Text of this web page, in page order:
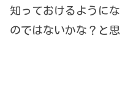
知っておけるように
のではないかな？と